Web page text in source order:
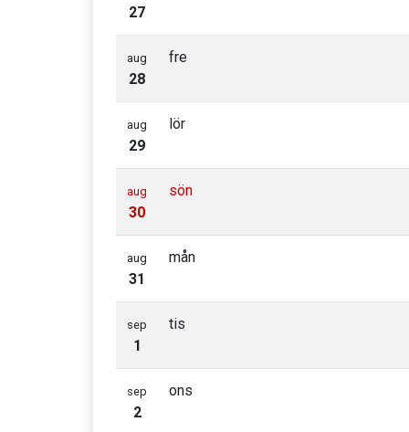
27
aug
28
fre
aug
29
lör
aug
30
sön
aug
31
mån
sep
1
tis
sep
2
ons